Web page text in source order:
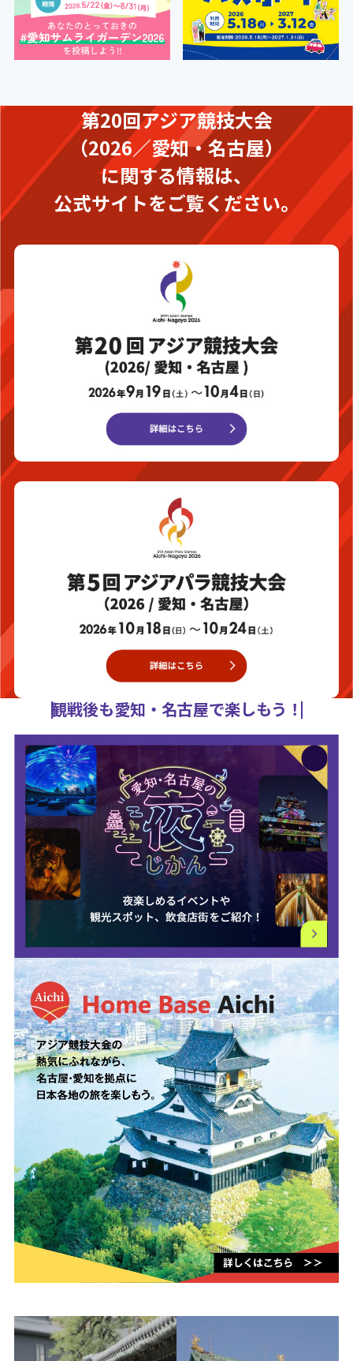
第20回アジア競技大会
（2026／愛知・名古屋）
に関する情報は、
公式サイトをご覧ください。
観戦後も愛知・名古屋で楽しもう！